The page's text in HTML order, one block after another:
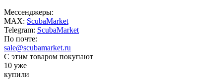
Мессенджеры:
MAX: ScubaMarket
Telegram: ScubaMarket
По почте:
sale@scubamarket.ru
С этим товаром покупают
10 уже
купили